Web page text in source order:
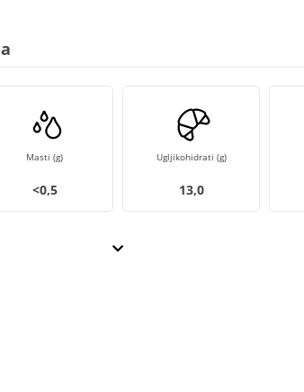
Masti (g)
<0,5
Ugljikohidrati (g)
13,0